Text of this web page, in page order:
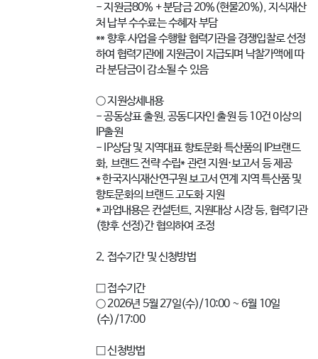
- 지원금80% + 분담금 20%(현물20%), 지식재산
처 납부 수수료는 수혜자 부담
** 향후 사업을 수행할 협력기관을 경쟁입찰로 선정
하여 협력기관에 지원금이 지급되며 낙찰가액에 따
라 분담금이 감소될 수 있음
○ 지원상세내용
- 공동상표 출원, 공동디자인 출원 등 10건 이상의
IP출원
- IP상담 및 지역대표 향토문화 특산품의 IP브랜드
화, 브랜드 전략 수립* 관련 지원·보고서 등 제공
* 한국지식재산연구원 보고서 연계 지역 특산품 및
향토문화의 브랜드 고도화 지원
* 과업내용은 컨설턴트, 지원대상 시장 등, 협력기관
(향후 선정)간 협의하여 조정
2. 접수기간 및 신청방법
□ 접수기간
○ 2026년 5월 27일(수)/10:00 ~ 6월 10일
(수)/17:00
□ 신청방법